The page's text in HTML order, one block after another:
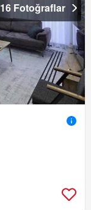
16 Fotoğraflar